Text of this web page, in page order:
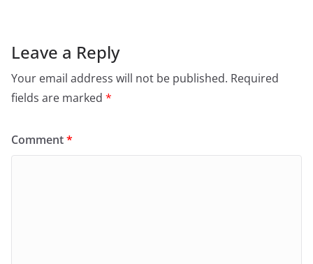
Leave a Reply
Your email address will not be published. Required
fields are marked *
Comment*